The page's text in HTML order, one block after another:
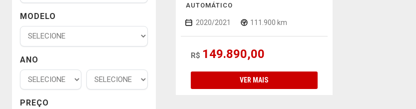
MODELO
ANO
PREÇO
AUTOMÁTICO
2020/2021 111.900 km
R$ 149.890,00
VER MAIS